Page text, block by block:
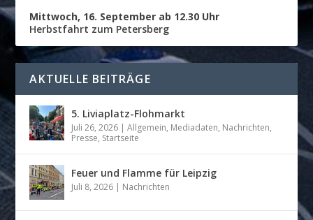
Mittwoch, 16. September ab 12.30 Uhr
Herbstfahrt zum Petersberg
AKTUELLE BEITRÄGE
5. Liviaplatz-Flohmarkt
Juli 26, 2026 |Allgemein, Mediadaten, Nachrichten,
Presse, Startseite
Feuer und Flamme für Leipzig
Juli 8, 2026 | Nachrichten